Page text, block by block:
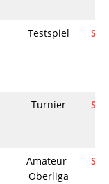
Testspiel
Turnier
Amateur-
Oberliga